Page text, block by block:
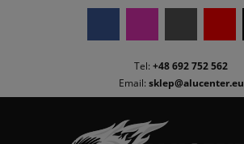
Tel: +48 692 752 562
Email: sklep@alucenter.eu